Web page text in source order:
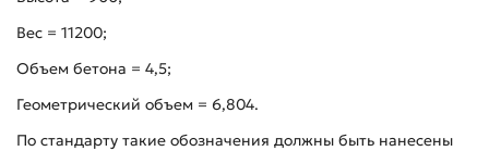
Вес = 11200;
Объем бетона = 4,5;
Геометрический объем = 6,804.
По стандарту такие обозначения должны быть нанесены